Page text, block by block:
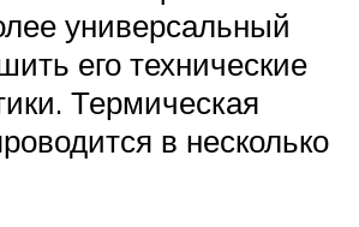
универсальный
его технические
Термическая
в несколько